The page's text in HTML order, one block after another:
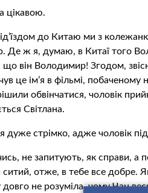
цікавою.
до Китаю ми з
Де ж я, думаю, в Китаї того
що він Володимир! Згодом,
це ім’я в фільмі,
обвінчатися, чоловік
Світлана.
дуже стрімко, адже чоловік
не запитують, як справи, а
отже, в тебе все добре.
не розуміла, чому Чан